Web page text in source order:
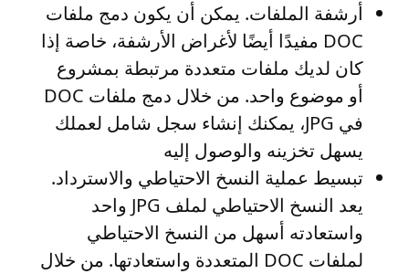
أرشفة الملفات. يمكن أن يكون دمج ملفات
DOC مفيدًا أيضًا لأغراض الأرشفة، خاصة إذا
كان لديك ملفات متعددة مرتبطة بمشروع
أو موضوع واحد. من خلال دمج ملفات DOC
في JPG، يمكنك إنشاء سجل شامل لعملك
يسهل تخزينه والوصول إليه
تبسيط عملية النسخ الاحتياطي والاسترداد.
يعد النسخ الاحتياطي لملف JPG واحد
واستعادته أسهل من النسخ الاحتياطي
لملفات DOC المتعددة واستعادتها. من خلال